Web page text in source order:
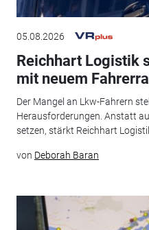
05.08.2026
Reichhart Logistik
mit neuem
Der Mangel an Lkw-Fahrern
Herausforderungen. Anstatt
setzen, stärkt Reichhart
von Deborah Baran